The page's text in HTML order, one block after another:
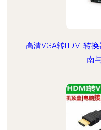
高清VGA转HDMI转
南